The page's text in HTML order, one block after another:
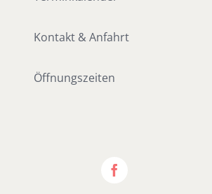
Kontakt & Anfahrt
Öffnungszeiten